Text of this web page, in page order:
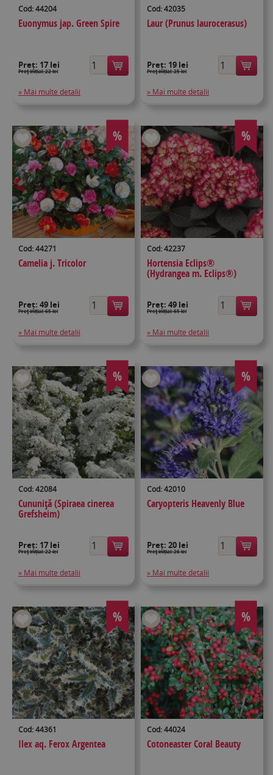
Cod: 44204
Euonymus jap. Green Spire
Preț: 17 lei
Preţ inițial: 22 lei
» Mai multe detalii
Cod: 42035
Laur (Prunus laurocerasus)
Preț: 19 lei
Preţ inițial: 25 lei
» Mai multe detalii
%
Cod: 44271
Camelia j. Tricolor
Preț: 49 lei
Preţ inițial: 65 lei
» Mai multe detalii
%
Cod: 42237
Hortensia Eclips®
(Hydrangea m. Eclips®)
Preț:49 lei
Preţ inițial: 65 lei
» Mai multe detalii
%
Cod: 42084
Cununiţă (Spiraea cinerea
Grefsheim)
Preț: 17 lei
Preţ inițial: 22 lei
» Mai multe detalii
%
Cod: 42010
Caryopteris Heavenly Blue
Preț:20 lei
Preţ inițial: 26 lei
» Mai multe detalii
%
Cod: 44361
Ilex aq. Ferox Argentea
%
Cod: 44024
Cotoneaster Coral Beauty